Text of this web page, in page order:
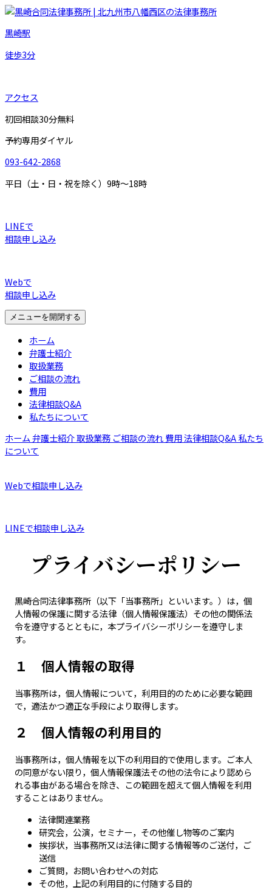
黒崎駅
徒歩3分
アクセス
初回相談30分無料
予約専用ダイヤル
093-642-2868
平日（土・日・祝を除く）9時～18時
LINEで
相談申し込み
Webで
相談申し込み
メニューを開閉する
ホーム
弁護士紹介
取扱業務
ご相談の流れ
費用
法律相談Q&A
私たちについて
ホーム弁護士紹介取扱業務 ご相談の流れ費用法律相談Q&A私たち
について
Webで相談申し込み
LINEで相談申し込み
プライバシーポリシー
黒崎合同法律事務所（以下「当事務所」といいます。）は，個
人情報の保護に関する法律（個人情報保護法）その他の関係法
令を遵守するとともに，本プライバシーポリシーを遵守しま
す。
１ 個人情報の取得
当事務所は，個人情報について，利用目的のために必要な範囲
で，適法かつ適正な手段により取得します。
２ 個人情報の利用目的
当事務所は，個人情報を以下の利用目的で使用します。ご本人
の同意がない限り，個人情報保護法その他の法令により認めら
れる事由がある場合を除き、この範囲を超えて個人情報を利用
することはありません。
法律関連業務
研究会，公演，セミナー，その他催し物等のご案内
挨拶状，当事務所又は法律に関する情報等のご送付，ご
送信
ご質問，お問い合わせへの対応
その他，上記の利用目的に付随する目的